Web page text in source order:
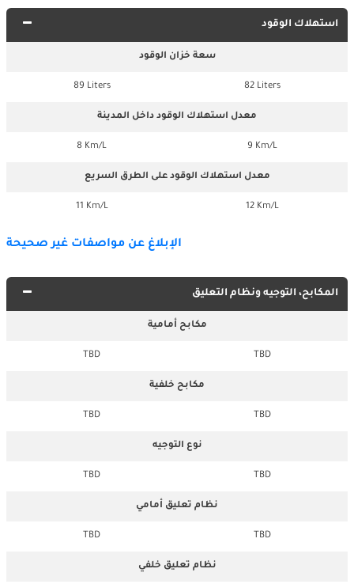
استهلاك الوقود
سعة خزان الوقود
82 Liters
89 Liters
معدل استهلاك الوقود داخل المدينة
9 Km/L
8 Km/L
معدل استهلاك الوقود على الطرق السريع
12 Km/L
11 Km/L
الإبلاغ عن مواصفات غير صحيحة
المكابح، التوجيه ونظام التعليق
مكابح أمامية
TBD
TBD
مكابح خلفية
TBD
TBD
نوع التوجيه
TBD
TBD
نظام تعليق أمامي
TBD
TBD
نظام تعليق خلفي